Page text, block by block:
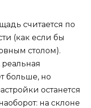
считается по
(как если бы
столом).
реальная
больше, но
останется
на склоне